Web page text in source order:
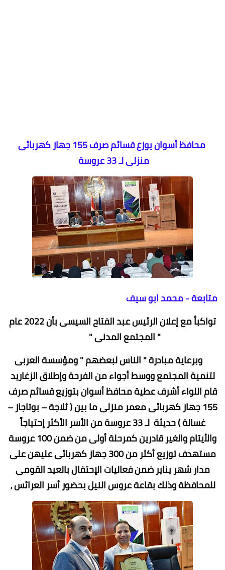
محافظ أسوان يوزع قسائم صرف 155 جهاز كهربائى
منزلى لـ 33 عروسة
متابعة - محمد ابو سيف
تواكباً مع إعلان الرئيس عبد الفتاح السيسى بأن 2022 عام
" المجتمع المدنى "
وبرعاية مبادرة " الناس لبعضهم " ومؤسسة العربى
لتنمية المجتمع ووسط أجواء من الفرحة وإطلاق الزغاريد
قام اللواء أشرف عطية محافظ أسوان بتوزيع قسائم صرف
155 جهاز كهربائى معمر منزلى ما بين ( ثلاجة – بوتاجاز –
غسالة ) حديثة لـ 33 عروسة من الأسر الأكثر إحتياجاً
والأيتام والغير قادرين كمرحلة أولى من ضمن 100 عروسة
مستهدف توزيع أكثر من 300 جهاز كهربائى عليهن على
مدار شهر يناير ضمن فعاليات الإحتفال بالعيد القومى
للمحافظة وذلك بقاعة عروس النيل بحضور أسر العرائس ،